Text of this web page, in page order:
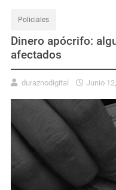
Policiales
Dinero apócrifo:
afectados
duraznodigital Junio